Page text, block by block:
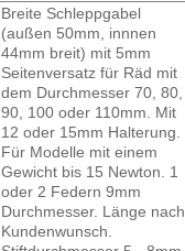
Breite Schleppgabel
(außen 50mm, innnen
44mm breit) mit 5mm
Seitenversatz für Räd mit
dem Durchmesser 70, 80,
90, 100 oder 110mm. Mit
12 oder 15mm Halterung.
Für Modelle mit einem
Gewicht bis 15 Newton. 1
oder 2 Federn 9mm
Durchmesser. Länge nach
Kundenwunsch.